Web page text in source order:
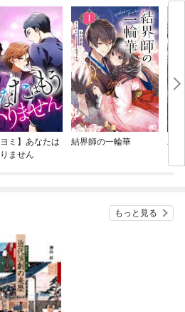
ヨミ】あなたは
ません
結界師の一輪華
バ
今
もっと見る